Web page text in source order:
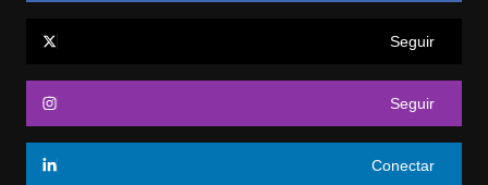
Seguir
Seguir
Conectar